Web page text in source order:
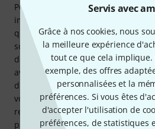
Servis avec
Grâce à nos cookies, nous
la meilleure expérience
tout ce que cela
exemple, des offres
personnalisées et la
préférences. Si vous êtes
d'accepter l'utilisation de
préférences, de statistiques
Pour leur prix, ce sont les bouchons
impressionnants, les plus
que j'aie jamais portés. Le son
sourire. Le boîtier métallique est
dans l'oreille comme s'il en faisait
avantage : le bouchon droit, lui
du piano classique, j'ai dû
volume, probablement en raison
relativement élevée de 32 ohms. Le
piano authentique et haute